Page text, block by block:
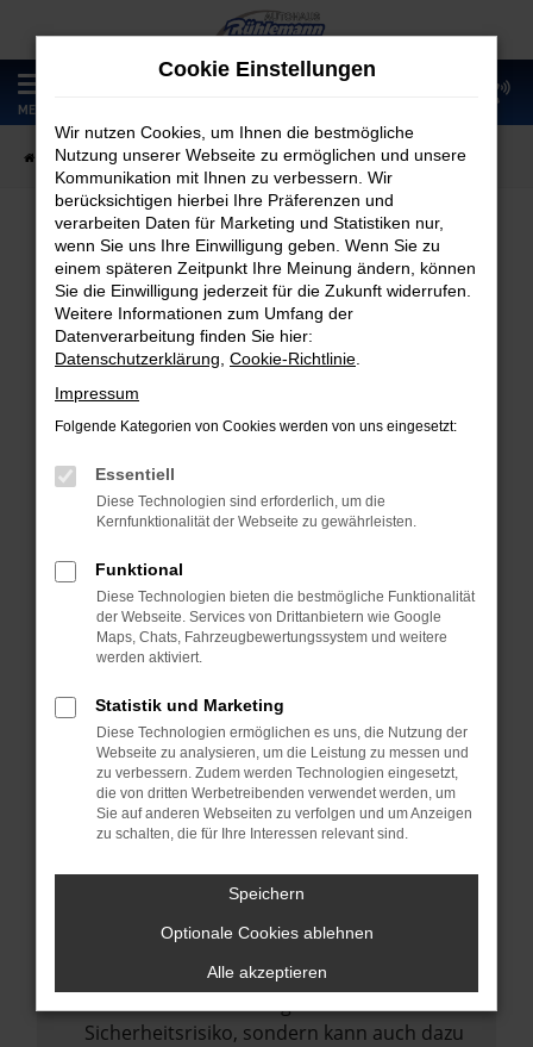
Zum
Hauptinhalt
springen
MENÜ
Startseite Fahrzeugangebote Fahrzeugmarkt
Fahrzeugmarkt
Fehler: Network Error
Beim Laden ist ein Fehler aufgetreten.
Hier sind ein paar Tipps, die dir helfen können:
Überprüfe deine Firewall und deine
Laden andere Webseiten, zum Beispiel
deine Suchmaschine?
Prüfe deine Browsererweiterungen.
Manche Erweiterungen, wie Werbeblocker,
können das Laden bestimmter Seiten
verhindern. Funktioniert die Seite in einem
anderen Browser oder in einem privaten
Fenster?
Starte dein Gerät neu.
vorübergehende Probleme zu beheben.
Betriebssystem auf dem neuesten Stand
Veraltete Software birgt nicht nur ein
Sicherheitsrisiko, sondern kann auch dazu
Cookie Einstellungen
Wir nutzen Cookies, um Ihnen die bestmögliche
Nutzung unserer Webseite zu ermöglichen und unsere
Kommunikation mit Ihnen zu verbessern. Wir
berücksichtigen hierbei Ihre Präferenzen und
verarbeiten Daten für Marketing und Statistiken nur,
wenn Sie uns Ihre Einwilligung geben. Wenn Sie zu
einem späteren Zeitpunkt Ihre Meinung ändern, können
Sie die Einwilligung jederzeit für die Zukunft widerrufen.
Weitere Informationen zum Umfang der
Datenverarbeitung finden Sie hier:
Datenschutzerklärung Cookie-Richtlinie
Impressum
Folgende Kategorien von Cookies werden von uns eingesetzt:
Essentiell
Diese Technologien sind erforderlich, um die
Kernfunktionalität der Webseite zu gewährleisten.
Funktional
Diese Technologien bieten die bestmögliche Funktionalität
der Webseite. Services von Drittanbietern wie Google
Maps, Chats, Fahrzeugbewertungssystem und weitere
werden aktiviert.
Statistik und Marketing
Diese Technologien ermöglichen es uns, die Nutzung der
Webseite zu analysieren, um die Leistung zu messen und
zu verbessern. Zudem werden Technologien eingesetzt,
die von dritten Werbetreibenden verwendet werden, um
Sie auf anderen Webseiten zu verfolgen und um Anzeigen
zu schalten, die für Ihre Interessen relevant sind.
Speichern
Optionale Cookies ablehnen
Alle akzeptieren